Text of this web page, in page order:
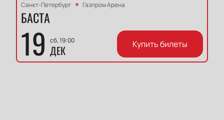
Санкт-Петербург
Газпром Арена
БАСТА
19 сб, 19:00
ДЕК Купить билеты